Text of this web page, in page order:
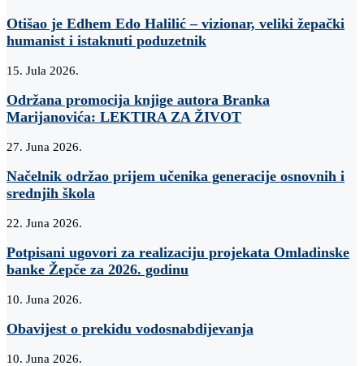
Otišao je Edhem Edo Halilić – vizionar, veliki žepački
humanist i istaknuti poduzetnik
15. Jula 2026.
Održana promocija knjige autora Branka
Marijanovića: LEKTIRA ZA ŽIVOT
27. Juna 2026.
Načelnik održao prijem učenika generacije osnovnih i
srednjih škola
22. Juna 2026.
Potpisani ugovori za realizaciju projekata Omladinske
banke Žepče za 2026. godinu
10. Juna 2026.
Obavijest o prekidu vodosnabdijevanja
10. Juna 2026.